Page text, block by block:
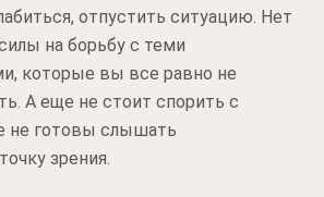
отпустить ситуацию. Нет
на борьбу с теми
которые вы все равно не
А еще не стоит спорить с
не готовы слышать
зрения.